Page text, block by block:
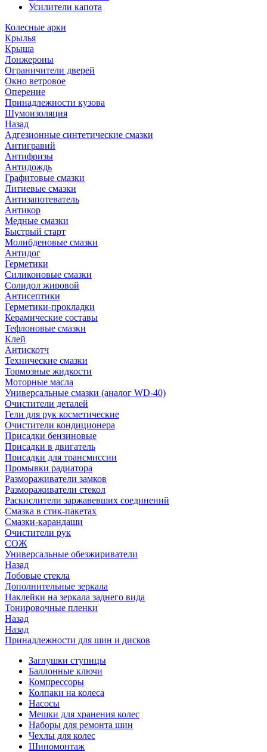
Усилители капота
Колесные арки
Крылья
Крыша
Лонжероны
Ограничители дверей
Окно ветровое
Оперение
Принадлежности кузова
Шумоизоляция
Назад
Адгезионные синтетические смазки
Антигравий
Антифризы
Антидождь
Графитовые смазки
Литиевые смазки
Антизапотеватель
Антикор
Медные смазки
Быстрый старт
Молибденовые смазки
Антидог
Герметики
Силиконовые смазки
Солидол жировой
Антисептики
Герметики-прокладки
Керамические составы
Тефлоновые смазки
Клей
Антискотч
Технические смазки
Тормозные жидкости
Моторные масла
Универсальные смазки (аналог WD-40)
Очистители деталей
Гели для рук косметические
Очистители кондиционера
Присадки бензиновые
Присадки в двигатель
Присадки для трансмиссии
Промывки радиатора
Размораживатели замков
Размораживатели стекол
Раскислители заржавевших соединений
Смазка в стик-пакетах
Смазки-карандаши
Очистители рук
СОЖ
Универсальные обезжириватели
Назад
Лобовые стекла
Дополнительные зеркала
Наклейки на зеркала заднего вида
Тонировочные пленки
Назад
Назад
Принадлежности для шин и дисков
Заглушки ступицы
Баллонные ключи
Компрессоры
Колпаки на колеса
Насосы
Мешки для хранения колес
Наборы для ремонта шин
Чехлы для колес
Шиномонтаж